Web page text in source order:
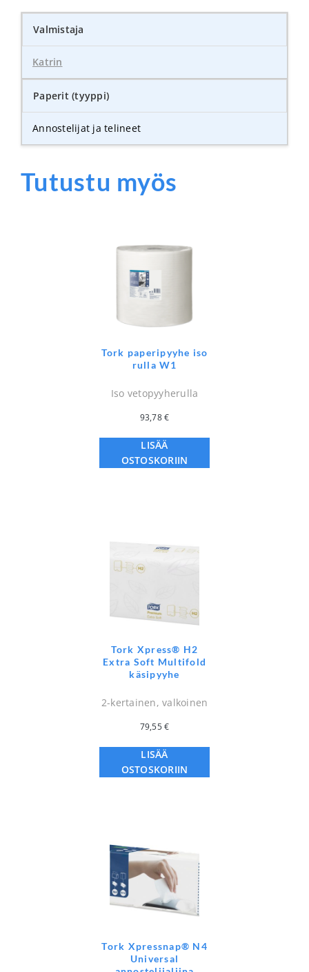
Valmistaja
Katrin
Paperit (tyyppi)
Annostelijat ja telineet
Tutustu myös
Tork paperipyyhe iso
rulla W1
Iso vetopyyherulla
93,78€
LISÄÄ
OSTOSKORIIN
Tork Xpress® H2
Extra Soft Multifold
käsipyyhe
2-kertainen, valkoinen
79,55€
LISÄÄ
OSTOSKORIIN
Tork Xpressnap® N4
Universal